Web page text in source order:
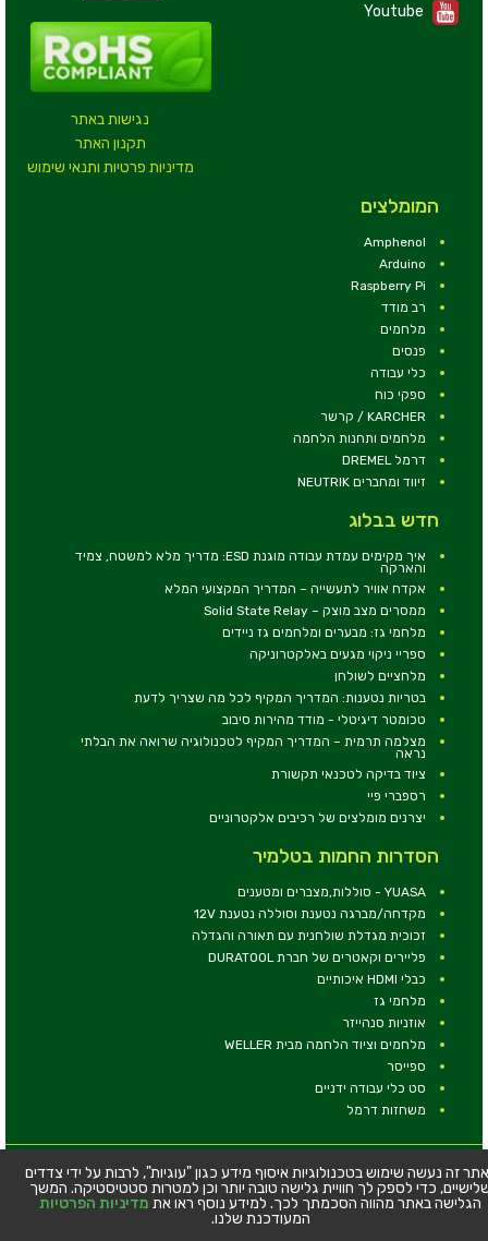
נגישות באתר
תקנון האתר
מדיניות פרטיות ותנאי שימוש
Youtube
המומלצים
Amphenol
Arduino
Raspberry Pi
רב מודד
מלחמים
פנסים
כלי עבודה
ספקי כוח
KARCHER / קרשר
מלחמים ותחנות הלחמה
דרמל DREMEL
זיווד ומחברים NEUTRIK
חדש בבלוג
איך מקימים עמדת עבודה מוגנת ESD: מדריך מלא למשטח, צמיד
והארקה
אקדח אוויר לתעשייה – המדריך המקצועי המלא
ממסרים מצב מוצק – Solid State Relay
מלחמי גז: מבערים ומלחמים גז ניידים
ספריי ניקוי מגעים באלקטרוניקה
מלחציים לשולחן
בטריות נטענות: המדריך המקיף לכל מה שצריך לדעת
טכומטר דיגיטלי - מודד מהירות סיבוב
מצלמה תרמית – המדריך המקיף לטכנולוגיה שרואה את הבלתי
נראה
ציוד בדיקה לטכנאי תקשורת
רספברי פיי
יצרנים מומלצים של רכיבים אלקטרוניים
הסדרות החמות בטלמיר
YUASA - סוללות,מצברים ומטענים
מקדחה/מברגה נטענת וסוללה נטענת 12V
זכוכית מגדלת שולחנית עם תאורה והגדלה
פליירים וקאטרים של חברת DURATOOL
כבלי HDMI איכותיים
מלחמי גז
אוזניות סנהייזר
מלחמים וציוד הלחמה מבית WELLER
ספייסר
סט כלי עבודה ידניים
משחזות דרמל
© כל הזכויות שמורות - טלמיר אלקטרוניקה בע''מ
כתובת: דרך העצמאות 63, חיפה
טלפון:04-8534564
זה נעשה שימוש בטכנולוגיות איסוף מידע כגון "עוגיות", לרבות על ידי צדדים
כדי לספק לך חוויית גלישה טובה יותר וכן למטרות סטטיסטיקה. המשך
הגלישה באתר מהווה הסכמתך לכך. למידע נוסף ראו את מדיניות הפרטיות
המעודכנת שלנו.